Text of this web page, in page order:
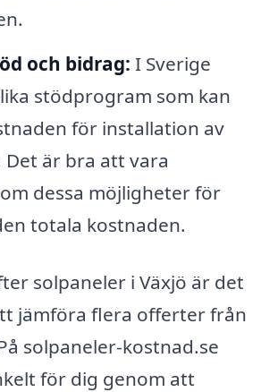
och bidrag: I Sverige
stödprogram som kan
för installation av
Det är bra att vara
dessa möjligheter för
totala kostnaden.
solpaneler i Växjö är det
jämföra flera offerter från
solpaneler-kostnad.se
för dig genom att